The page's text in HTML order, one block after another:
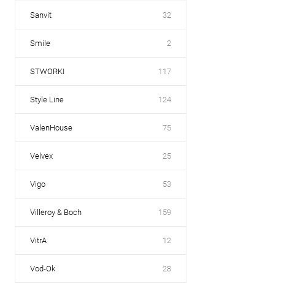
Sanvit 32
Smile 2
STWORKI 117
Style Line 124
ValenHouse 75
Velvex 25
Vigo 53
Villeroy & Boch 159
VitrA 12
Vod-Ok 28